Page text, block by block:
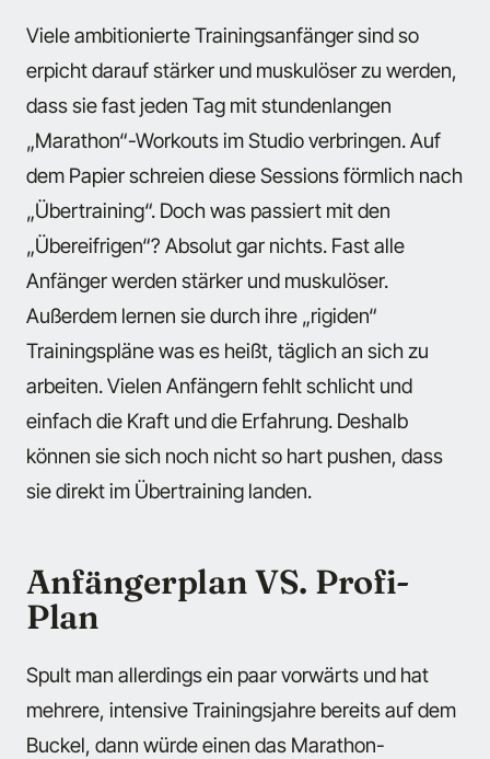
Viele ambitionierte Trainingsanfänger sind so
erpicht darauf stärker und muskulöser zu werden,
dass sie fast jeden Tag mit stundenlangen
„Marathon“-Workouts im Studio verbringen. Auf
dem Papier schreien diese Sessions förmlich nach
„Übertraining“. Doch was passiert mit den
„Übereifrigen“? Absolut gar nichts. Fast alle
Anfänger werden stärker und muskulöser.
Außerdem lernen sie durch ihre „rigiden“
Trainingspläne was es heißt, täglich an sich zu
arbeiten. Vielen Anfängern fehlt schlicht und
einfach die Kraft und die Erfahrung. Deshalb
können sie sich noch nicht so hart pushen, dass
sie direkt im Übertraining landen.
Anfängerplan VS. Profi-
Plan
Spult man allerdings ein paar vorwärts und hat
mehrere, intensive Trainingsjahre bereits auf dem
Buckel, dann würde einen das Marathon-